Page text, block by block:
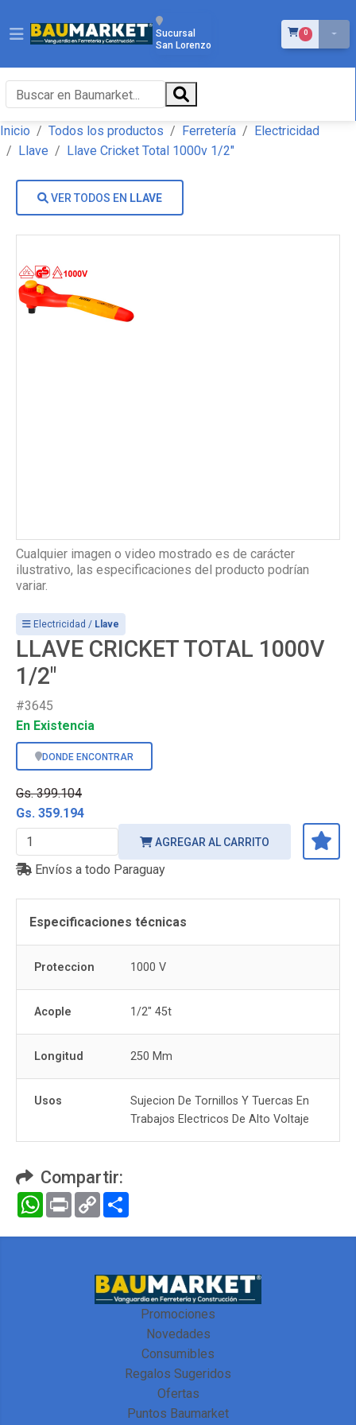
Sucursal
San Lorenzo
0ÍTEMS EN EL
Inicio Todos los productos Ferretería
Electricidad
Llave
Llave Cricket Total 1000v 1/2"
VER TODOS EN LLAVE
Cualquier imagen o video mostrado es de carácter
ilustrativo, las especificaciones del producto podrían
variar.
Electricidad / Llave
LLAVE CRICKET TOTAL 1000V
1/2"
#3645
En Existencia
DONDE ENCONTRAR
Gs. 399.104
Gs. 359.194
AGREGAR AL CARRITO
Envíos a todo Paraguay
Especificaciones técnicas
Proteccion 1000 V
Acople 1/2" 45t
Longitud 250 Mm
Usos
Sujecion De Tornillos Y Tuercas En
Trabajos Electricos De Alto Voltaje
Compartir:
WhatsApp
Print Copy
Link
Promociones
Novedades
Consumibles
Regalos Sugeridos
Ofertas
Puntos Baumarket